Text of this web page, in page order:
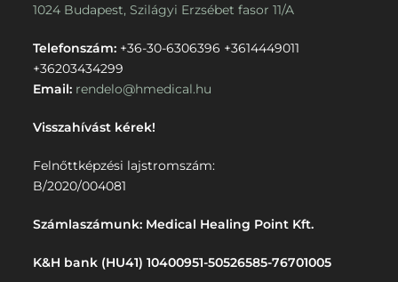
1024 Budapest, Szilágyi Erzsébet fasor 11/A
Telefonszám: +36-30-6306396 +3614449011
+36203434299
Email: rendelo@hmedical.hu
Visszahívást kérek!
Felnőttképzési lajstromszám:
B/2020/004081
Számlaszámunk: Medical Healing Point Kft.
K&H bank (HU41) 10400951-50526585-76701005